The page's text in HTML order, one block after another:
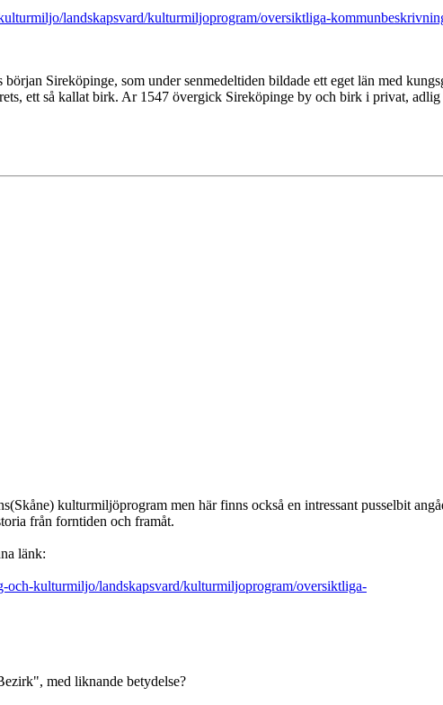
landskapsvard/kulturmiljoprogram/oversiktliga-
Sireköpinge, som under senmedeltiden bildade ett eget län med
ett så kallat birk. Ar 1547 övergick Sireköpinge by och birk i privat, adlig
kulturmiljöprogram men här finns också en intressant pusselbit
från forntiden och framåt.
länk:
och-kulturmiljo/landskapsvard/kulturmiljoprogram/oversiktliga-
med liknande betydelse?